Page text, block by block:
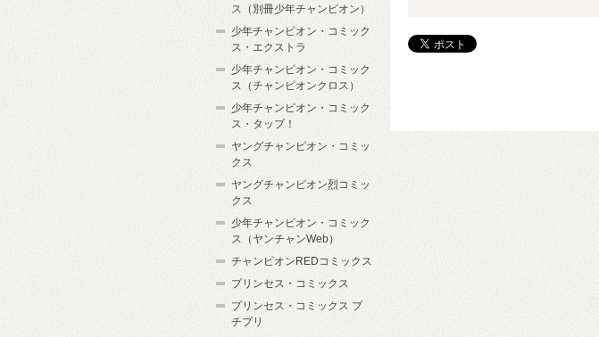
ス（別冊少年チャンピオン）
少年チャンピオン・コミック
ス・エクストラ
少年チャンピオン・コミック
ス（チャンピオンクロス）
少年チャンピオン・コミック
ス・タップ！
ヤングチャンピオン・コミッ
クス
ヤングチャンピオン烈コミッ
クス
少年チャンピオン・コミック
ス（ヤンチャンWeb）
チャンピオンREDコミックス
プリンセス・コミックス
プリンセス・コミックス プ
チプリ